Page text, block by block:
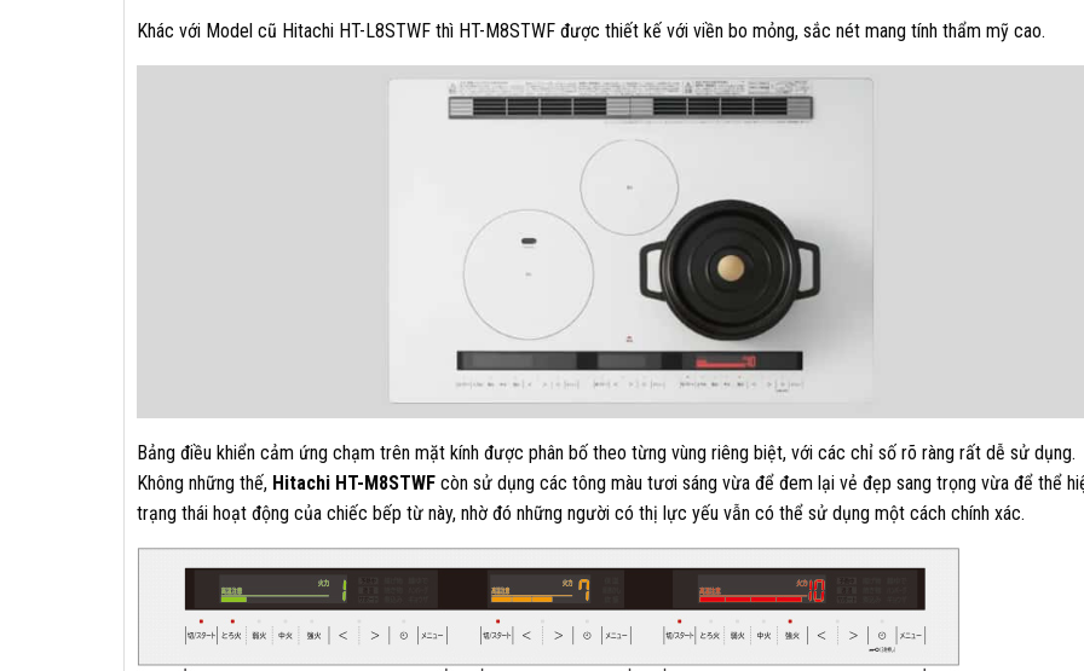
Khác với Model cũ Hitachi HT-L8STWF thì HT-M8STWF được thiết kế với viền bo mỏng, sắc nét mang tính thẩm mỹ cao.
Bảng điều khiển cảm ứng chạm trên mặt kính được phân bố theo từng vùng riêng biệt, với các chỉ số rõ ràng rất dễ sử dụng.
Không những thế, Hitachi HT-M8STWF còn sử dụng các tông màu tươi sáng vừa để đem lại vẻ đẹp sang trọng vừa để thể
trạng thái hoạt động của chiếc bếp từ này, nhờ đó những người có thị lực yếu vẫn có thể sử dụng một cách chính xác.